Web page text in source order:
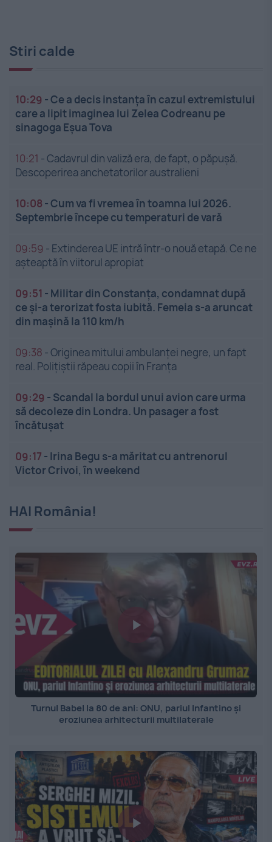
Stiri calde
10:29 -Ce a decis instanța în cazul extremistului
care a lipit imaginea lui Zelea Codreanu pe
sinagoga Eșua Tova
10:21 -Cadavrul din valiză era, de fapt, o păpușă.
Descoperirea anchetatorilor australieni
10:08 -Cum va fi vremea în toamna lui 2026.
Septembrie începe cu temperaturi de vară
09:59 - Extinderea UE intră într-o nouă etapă. Ce ne
așteaptă în viitorul apropiat
09:51 - Militar din Constanța, condamnat după
ce și-a terorizat fosta iubită. Femeia s-a aruncat
din mașină la 110 km/h
09:38 -Originea mitului ambulanței negre, un fapt
real. Polițiștii răpeau copii în Franța
09:29 - Scandal la bordul unui avion care urma
să decoleze din Londra. Un pasager a fost
încătușat
09:17 - Irina Begu s-a măritat cu antrenorul
Victor Crivoi, în weekend
HAI România!
Turnul Babel la 80 de ani: ONU, pariul Infantino și
eroziunea arhitecturii multilaterale